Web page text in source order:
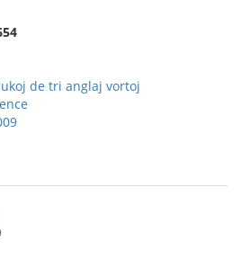
de tri anglaj vortoj